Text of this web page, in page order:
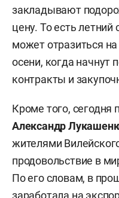
закладывают
цену. То есть
может отразиться
осени, когда начнут
контракты и
Кроме того, сегодня
Александр
жителями
продовольствие в
По его словам, в